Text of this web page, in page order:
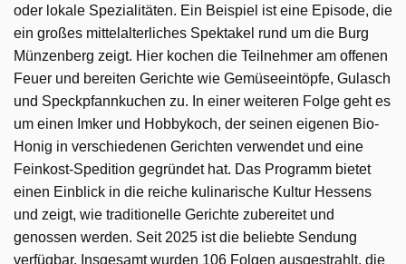
oder lokale Spezialitäten. Ein Beispiel ist eine Episode, die
ein großes mittelalterliches Spektakel rund um die Burg
Münzenberg zeigt. Hier kochen die Teilnehmer am offenen
Feuer und bereiten Gerichte wie Gemüseeintöpfe, Gulasch
und Speckpfannkuchen zu. In einer weiteren Folge geht es
um einen Imker und Hobbykoch, der seinen eigenen Bio-
Honig in verschiedenen Gerichten verwendet und eine
Feinkost-Spedition gegründet hat. Das Programm bietet
einen Einblick in die reiche kulinarische Kultur Hessens
und zeigt, wie traditionelle Gerichte zubereitet und
genossen werden. Seit 2025 ist die beliebte Sendung
verfügbar. Insgesamt wurden 106 Folgen ausgestrahlt, die